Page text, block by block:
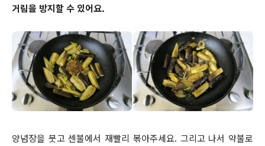
거림을 방지할 수 있어요.
양념장을 붓고 센불에서 재빨리 볶아주세요. 그리고 나서 약불로